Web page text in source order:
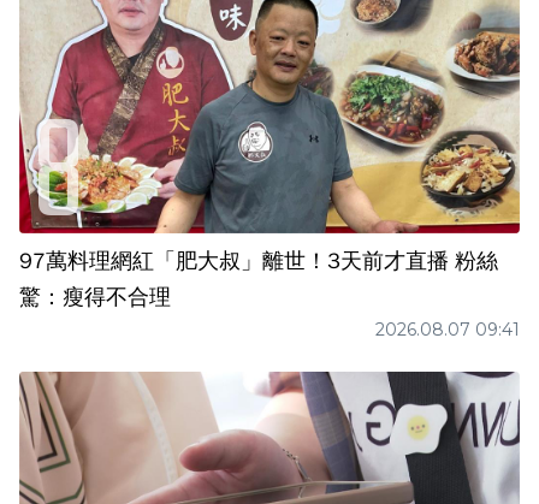
97萬料理網紅「肥大叔」離世！3天前才直播 粉絲
驚：瘦得不合理
2026.08.07 09:41